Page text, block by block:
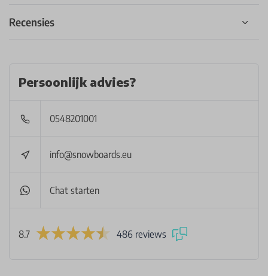
Recensies
Persoonlijk advies?
0548201001
info@snowboards.eu
Chat starten
8.7 486 reviews